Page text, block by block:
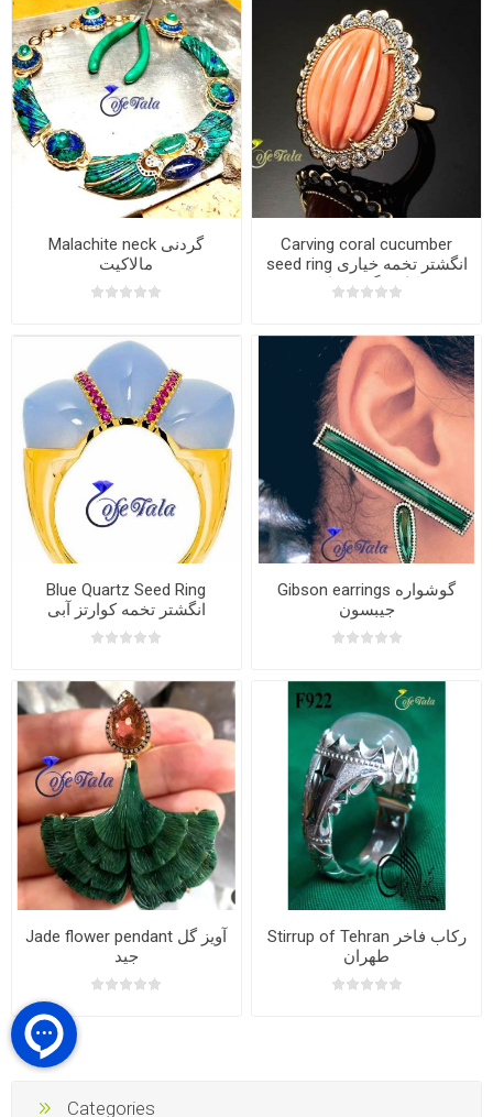
Malachite neck گردنی
مالاکیت
Carving coral cucumber
seed ring انگشتر تخمه خیاری
کاروینگ مرجان
Blue Quartz Seed Ring
انگشتر تخمه کوارتز آبی
Gibson earrings گوشواره
جیبسون
Jade flower pendant آویز گل
جید
Stirrup of Tehran رکاب فاخر
طهران
Categories